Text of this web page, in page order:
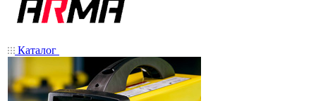
Каталог